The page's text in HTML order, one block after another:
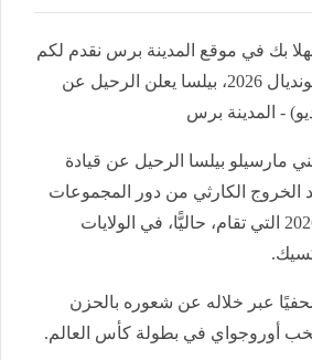
بك في موقع المدينة برس نقدم لكم
اليوم ضحية جديدة لمونديال 2026، بيلسا يعلن الرحيل عن
- المدينة برس
مارسيلو بيلسا الرحيل عن قيادة
الخروج الكارثي من دور المجموعات
ببطولة كأس العالم 2026 التي تقام، حاليًّا، في الولايات
عبر خلاله عن شعوره بالحزن
أوروجواي في بطولة كأس العالم.